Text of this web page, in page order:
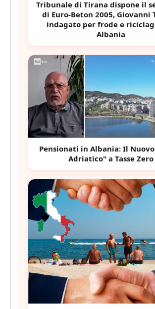
Tribunale di Tirana dispone il
di Euro-Beton 2005, Giovanni
indagato per frode e
Albania
Pensionati in Albania: Il
Adriatico" a Tasse Zero